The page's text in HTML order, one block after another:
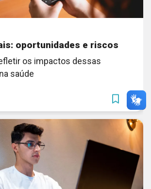
oportunidades e riscos
os impactos dessas
saúde